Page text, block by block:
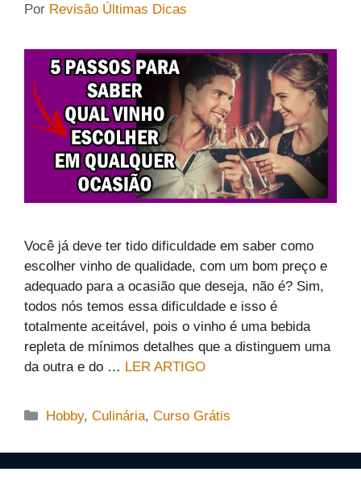
Por Revisão Últimas Dicas
Você já deve ter tido dificuldade em saber como
escolher vinho de qualidade, com um bom preço e
adequado para a ocasião que deseja, não é? Sim,
todos nós temos essa dificuldade e isso é
totalmente aceitável, pois o vinho é uma bebida
repleta de mínimos detalhes que a distinguem uma
da outra e do … LER ARTIGO
Categorias
Hobby,Culinária,Curso Grátis